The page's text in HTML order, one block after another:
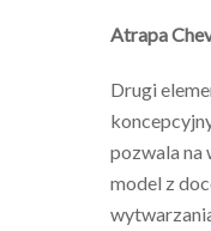
Atrapa
Drugi
pozwala na
model z